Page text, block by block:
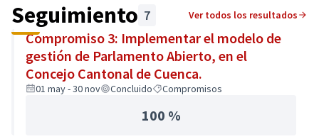
Seguimiento 7 Ver todos los resultados
Compromiso 3: Implementar el modelo de
gestión de Parlamento Abierto, en el
Concejo Cantonal de Cuenca.
01 may - 30 nov Concluido Compromisos
100 %